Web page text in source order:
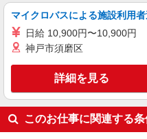
マイクロバスによる施設利用
日給 10,900円〜10,900円
神戸市須磨区
詳細を見る
このお仕事に関連する